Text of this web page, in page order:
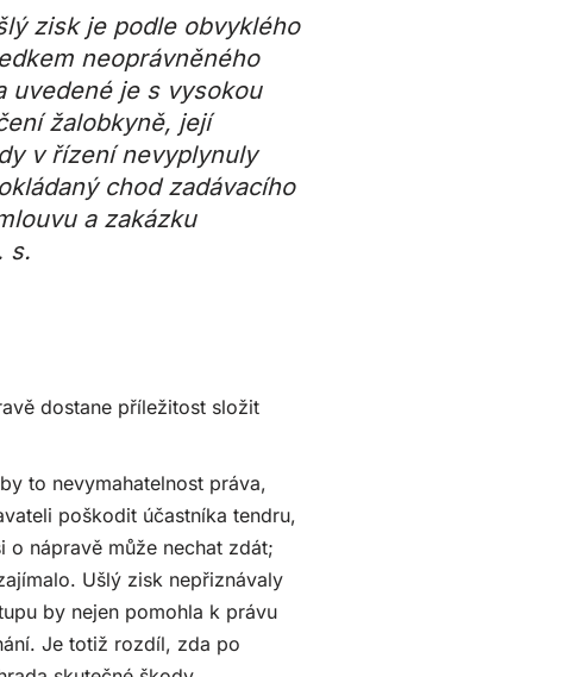
zisk je podle obvyklého
neoprávněného
uvedené je s vysokou
žalobkyně, její
v řízení nevyplynuly
chod zadávacího
a zakázku
s.
dostane příležitost složit
to nevymahatelnost práva,
poškodit účastníka tendru,
nápravě může nechat zdát;
Ušlý zisk nepřiznávaly
by nejen pomohla k právu
Je totiž rozdíl, zda po